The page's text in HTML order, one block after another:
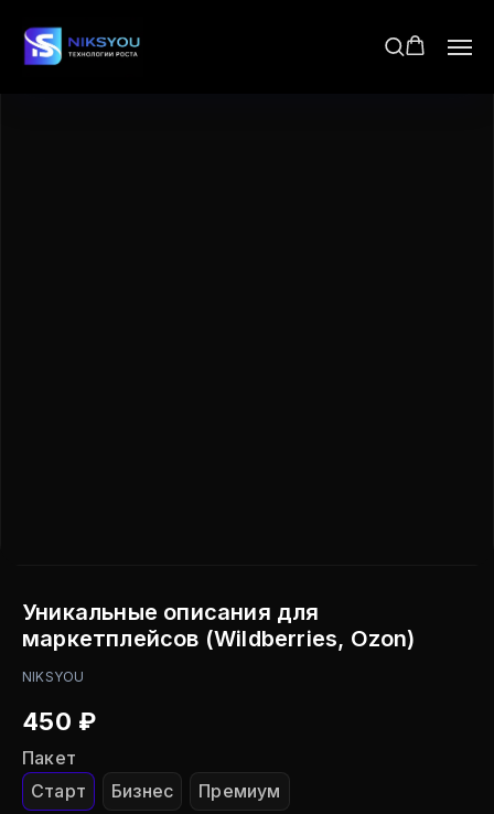
Уникальные описания для
маркетплейсов (Wildberries, Ozon)
NIKSYOU
450 ₽
Пакет
Старт
Бизнес Премиум